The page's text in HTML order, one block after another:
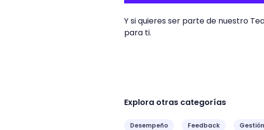
Y si quieres ser parte de nuestro
para ti.
Explora otras categorías
Desempeño Feedback